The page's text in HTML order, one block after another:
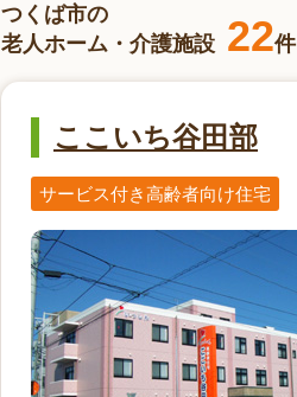
つくば市の
老人ホーム・介護施設 22件
ここいち谷田部
サービス付き高齢者向け住宅